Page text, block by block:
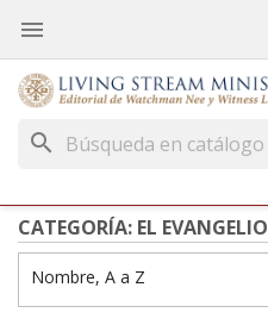

search
CATEGORÍA: EL EVANGELIO
Nombre, A a Z